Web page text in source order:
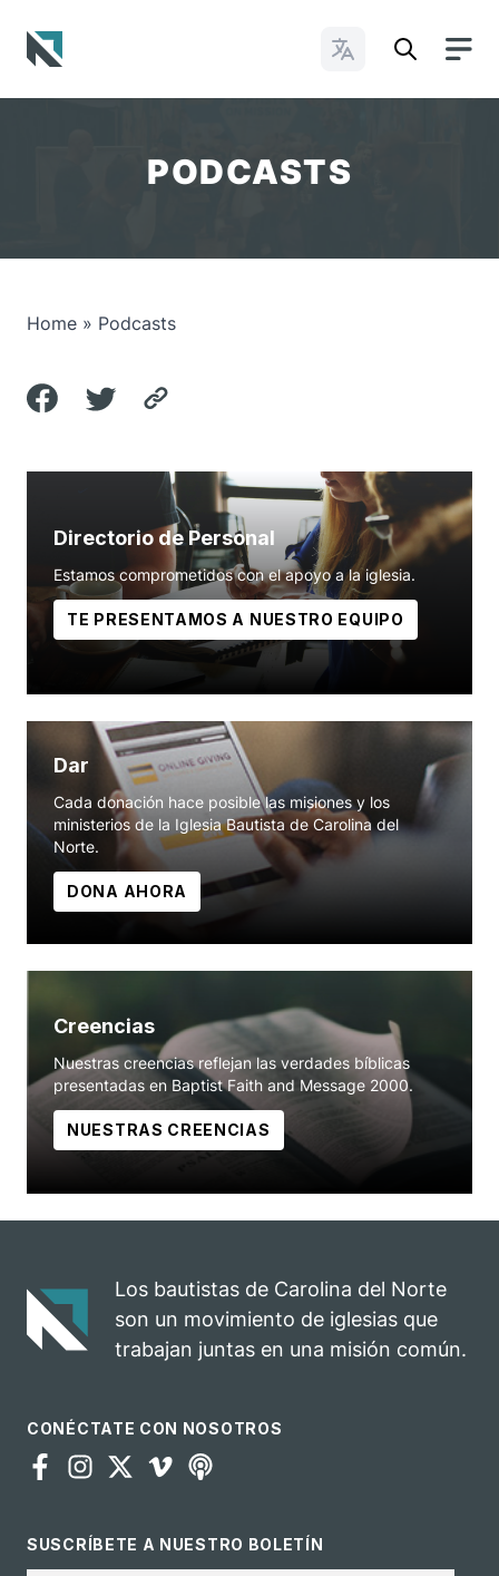
Cambiar idioma
PODCASTS
Home » Podcasts
Directorio de Personal
Estamos comprometidos con el apoyo a la iglesia.
TE PRESENTAMOS A NUESTRO EQUIPO
Dar
Cada donación hace posible las misiones y los
ministerios de la Iglesia Bautista de Carolina del
Norte.
DONA AHORA
Creencias
Nuestras creencias reflejan las verdades bíblicas
presentadas en Baptist Faith and Message 2000.
NUESTRAS CREENCIAS
Los bautistas de Carolina del Norte
son un movimiento de iglesias que
trabajan juntas en una misión común.
CONÉCTATE CON NOSOTROS
SUSCRÍBETE A NUESTRO BOLETÍN